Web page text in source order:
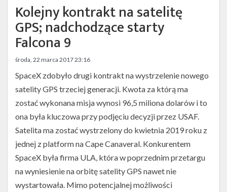
Szukaj
Facebook
Twitter
Kalendarze
Kolejny kontrakt na satelitę
GPS; nadchodzące starty
Falcona 9
środa, 22 marca 2017 23:16
SpaceX zdobyło drugi kontrakt na wystrzelenie nowego
satelity GPS trzeciej generacji. Kwota za którą ma
zostać wykonana misja wynosi 96,5 miliona dolarów i to
ona była kluczowa przy podjęciu decyzji przez USAF.
Satelita ma zostać wystrzelony do kwietnia 2019 roku z
jednej z platform na Cape Canaveral. Konkurentem
SpaceX była firma ULA, która w poprzednim przetargu
na wyniesienie na orbitę satelity GPS nawet nie
wystartowała. Mimo potencjalnej możliwości